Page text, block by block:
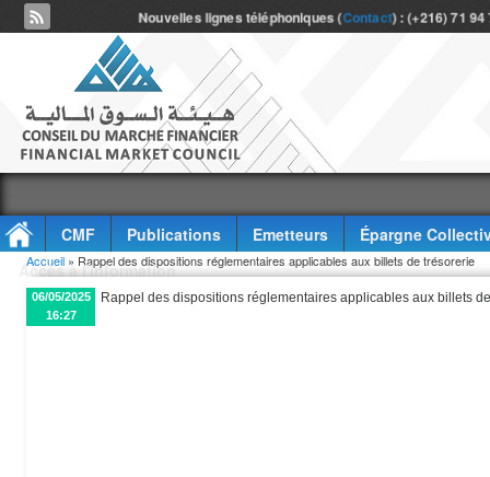
Nouvelles lignes téléphoniques (Contact) : (+216) 71
CMF Publications Emetteurs
Épargne
Accès à l'information
Vous êtes ici
Accueil » Rappel des dispositions réglementaires applicables aux billets de trésorerie
06/05/2025
16:27
Rappel des dispositions réglementaires applicables aux billets